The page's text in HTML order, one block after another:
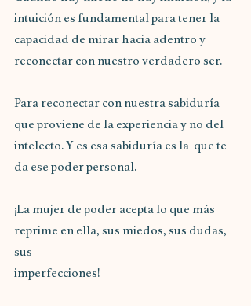
intuición es fundamental para tener la
capacidad de mirar hacia adentro y
reconectar con nuestro verdadero ser.
Para reconectar con nuestra sabiduría
que proviene de la experiencia y no del
intelecto. Y es esa sabiduría es la  que te
da ese poder personal.
¡La mujer de poder acepta lo que más
reprime en ella, sus miedos, sus dudas,
sus
imperfecciones!